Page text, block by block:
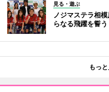
見る・遊ぶ
ノジマステラ相
らなる飛躍を誓う
もっ